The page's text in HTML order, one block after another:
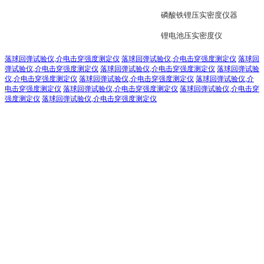
磷酸铁锂压实密度仪器
锂电池压实密度仪
落球回弹试验仪,介电击穿强度测定仪 落球回弹试验仪,介电击穿强度测定仪 落球回
弹试验仪,介电击穿强度测定仪 落球回弹试验仪,介电击穿强度测定仪 落球回弹试验
仪,介电击穿强度测定仪 落球回弹试验仪,介电击穿强度测定仪 落球回弹试验仪,介
电击穿强度测定仪 落球回弹试验仪,介电击穿强度测定仪 落球回弹试验仪,介电击穿
强度测定仪 落球回弹试验仪,介电击穿强度测定仪